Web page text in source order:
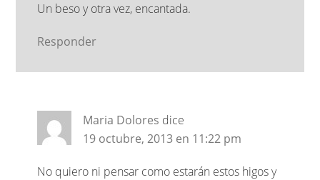
Un beso y otra vez, encantada.
Responder
Maria Dolores dice
19 octubre, 2013 en 11:22 pm
No quiero ni pensar como estarán estos higos y